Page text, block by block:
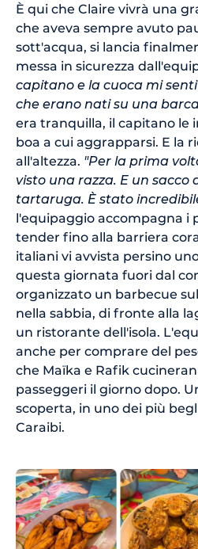
È qui che Claire vivrà una
che aveva sempre avuto
sott'acqua, si lancia
messa in sicurezza
capitano e la cuoca mi
che erano nati su una
era tranquilla, il capitano le
boa a cui aggrapparsi. E la
all'altezza. "Per la prima
visto una razza. E un sacco
tartaruga. È stato
l'equipaggio accompagna i
tender fino alla barriera
italiani vi avvista persino
questa giornata fuori dal
organizzato un barbecue
nella sabbia, di fronte alla
un ristorante dell'isola.
anche per comprare del
che Maïka e Rafik
passeggeri il giorno dopo.
scoperta, in uno dei più
Caraibi.